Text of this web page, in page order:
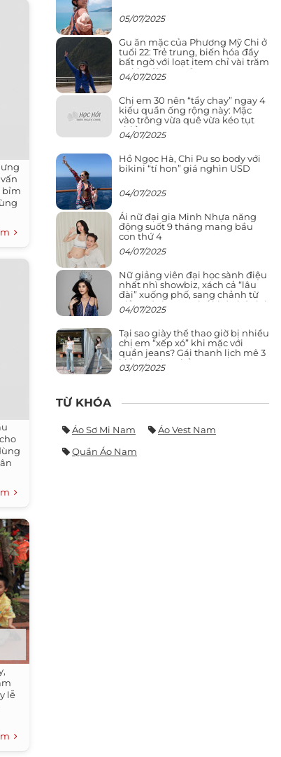
bỉm
lễ
05/07/2025
Gu ăn mặc của Phương Mỹ Chi ở
tuổi 22: Trẻ trung, biến hóa đầy
bất ngờ với loạt item chỉ vài trăm
nghìn đã mua được
04/07/2025
Chị em 30 nên “tẩy chay” ngay 4
kiểu quần ống rộng này: Mặc
vào trông vừa quê vừa kéo tụt
chiều cao
04/07/2025
Hồ Ngọc Hà, Chi Pu so body với
bikini “tí hon” giá nghìn USD
04/07/2025
Ái nữ đại gia Minh Nhựa năng
động suốt 9 tháng mang bầu
con thứ 4
04/07/2025
Nữ giảng viên đại học sành điệu
nhất nhì showbiz, xách cả “lâu
đài” xuống phố, sang chảnh từ
giảng đường ra phố khó ai đọ lại
04/07/2025
Tại sao giày thể thao giờ bị nhiều
chị em “xếp xó” khi mặc với
quần jeans? Gái thanh lịch mê 3
kiểu này hơn hẳn
03/07/2025
TỪ KHÓA
Áo Sơ Mi Nam
Áo Vest Nam
Quần Áo Nam